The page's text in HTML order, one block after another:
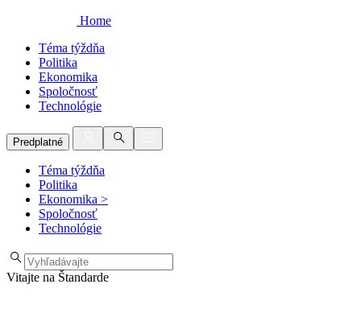
Home
Téma týždňa
Politika
Ekonomika
Spoločnosť
Technológie
Predplatné
Téma týždňa
Politika
Ekonomika >
Spoločnosť
Technológie
Vitajte na Štandarde